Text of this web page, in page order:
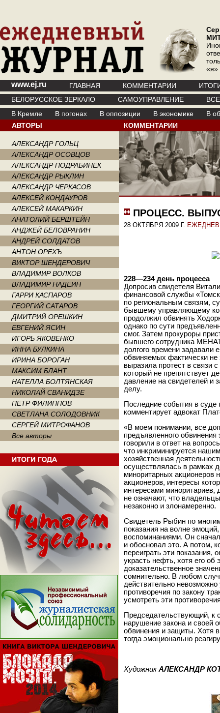
«я»
www.ej.ru ГЛАВНАЯ КОММЕНТАРИИ
БЕЛОРУССКОЕ ЗЕРКАЛО
САМОУПРАВЛЕНИЕ
В Кремле
В погонах В оппозиции В экономике
В
АВТОРЫ
АЛЕКСАНДР ГОЛЬЦ
АЛЕКСАНДР ОСОВЦОВ
АЛЕКСАНДР ПОДРАБИНЕК
АЛЕКСАНДР РЫКЛИН
АЛЕКСАНДР ЧЕРКАСОВ
АЛЕКСЕЙ КОНДАУРОВ
АЛЕКСЕЙ МАКАРКИН
АНАТОЛИЙ БЕРШТЕЙН
АНДЖЕЙ БЕЛОВРАНИН
АНДРЕЙ СОЛДАТОВ
АНТОН ОРЕХЪ
ВИКТОР ШЕНДЕРОВИЧ
ВЛАДИМИР ВОЛКОВ
ВЛАДИМИР НАДЕИН
ГАРРИ КАСПАРОВ
ГЕОРГИЙ САТАРОВ
ДМИТРИЙ ОРЕШКИН
ЕВГЕНИЙ ЯСИН
ИГОРЬ ЯКОВЕНКО
ИННА БУЛКИНА
ИРИНА БОРОГАН
МАКСИМ БЛАНТ
НАТЕЛЛА БОЛТЯНСКАЯ
НИКОЛАЙ СВАНИДЗЕ
ПЕТР ФИЛИППОВ
СВЕТЛАНА СОЛОДОВНИК
СЕРГЕЙ МИТРОФАНОВ
Все авторы
КОММЕНТАРИИ
ПРОЦЕСС.
28 ОКТЯБРЯ 2009 Г.
228—234 день процесса
Допросив свидетеля
финансовой службы
по региональным связям,
бывшему управляющему
продолжил обвинять
однако по сути
смог. Затем прокуроры
бывшего сотрудника
долгого времени
обвиняемых фактически
выразила протест в связи
который не препятствует
давление на свидетелей и
делу.
Последние события в суде
комментирует адвокат
«В моем понимании, все
предъявленного обвинения
говорили в ответ на
что инкриминируется
хозяйственная
осуществлялась в рамках
миноритарных акционеров
акционеров, интересы
интересами миноритариев,
не означают, что
незаконно и злонамеренно.
Свидетель Рыбин по
показания на волне
воспоминаниями. Он
и обосновал это. А потом,
переиграть эти показания,
украсть нефть, хотя его
доказательственное
сомнительно. В любом
действительно
противоречия по закону
усмотреть эти
Председательствующий, к
нарушение закона и своей
обвинения и защиты. Хотя
тогда эмоционально
ХудожникАЛЕКСАНДР